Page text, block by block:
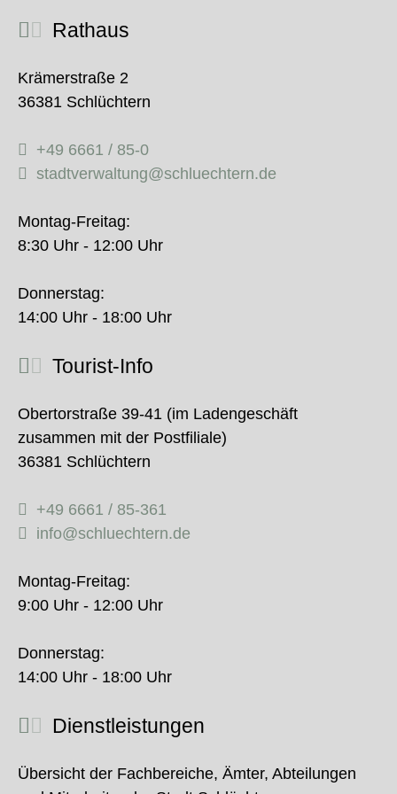
Rathaus
Krämerstraße 2
36381 Schlüchtern
+49 6661 / 85-0
stadtverwaltung@schluechtern.de
Montag-Freitag:
8:30 Uhr - 12:00 Uhr
Donnerstag:
14:00 Uhr - 18:00 Uhr
Tourist-Info
Obertorstraße 39-41 (im Ladengeschäft
zusammen mit der Postfiliale)
36381 Schlüchtern
+49 6661 / 85-361
info@schluechtern.de
Montag-Freitag:
9:00 Uhr - 12:00 Uhr
Donnerstag:
14:00 Uhr - 18:00 Uhr
Dienstleistungen
Übersicht der Fachbereiche, Ämter, Abteilungen